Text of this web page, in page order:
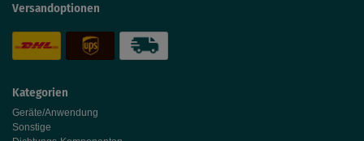
Kategorien
Geräte/Anwendung
Sonstige
Versandoptionen